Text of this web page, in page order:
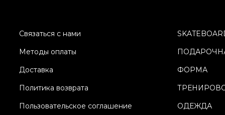
Связаться с нами
Методы оплаты
Доставка
Политика возврата
Пользовательское соглашение
ФОРМА
ОДЕЖДА